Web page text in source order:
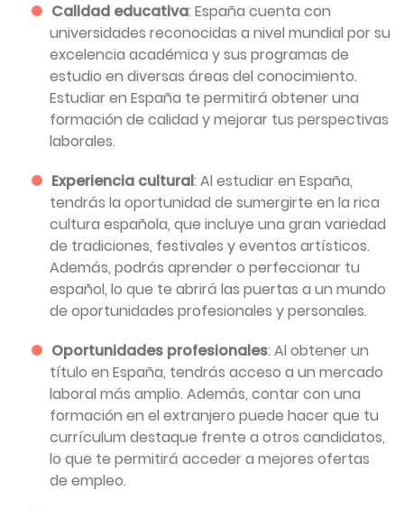
Calidad educativa: España cuenta con
universidades reconocidas a nivel mundial por su
excelencia académica y sus programas de
estudio en diversas áreas del conocimiento.
Estudiar en España te permitirá obtener una
formación de calidad y mejorar tus perspectivas
laborales.
Experiencia cultural: Al estudiar en España,
tendrás la oportunidad de sumergirte en la rica
cultura española, que incluye una gran variedad
de tradiciones, festivales y eventos artísticos.
Además, podrás aprender o perfeccionar tu
español, lo que te abrirá las puertas a un mundo
de oportunidades profesionales y personales.
Oportunidades profesionales: Al obtener un
título en España, tendrás acceso a un mercado
laboral más amplio. Además, contar con una
formación en el extranjero puede hacer que tu
currículum destaque frente a otros candidatos,
lo que te permitirá acceder a mejores ofertas
de empleo.